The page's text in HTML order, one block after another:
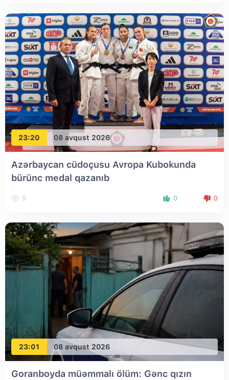
23:20 08 avqust 2026
Azərbaycan cüdoçusu Avropa Kubokunda
bürünc medal qazanıb
9 0 0
23:01 08 avqust 2026
Goranboyda müəmmalı ölüm: Gənc qızın